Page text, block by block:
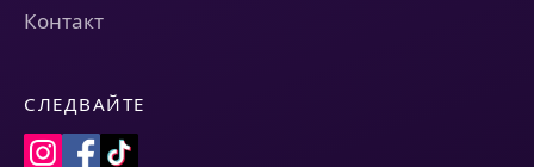
Контакт
СЛЕДВАЙТЕ